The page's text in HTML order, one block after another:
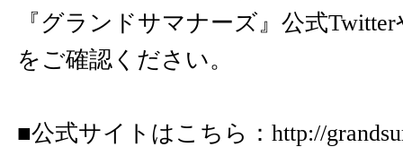
『グランドサマナーズ』公式
をご確認ください。
■公式サイトはこちら： http://